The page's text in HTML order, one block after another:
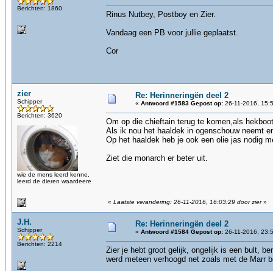
Berichten: 1860
Rinus Nutbey, Postboy en Zier.
Vandaag een PB voor jullie geplaatst.
Cor
zier
Schipper
Berichten: 3620
wie de mens leerd kenne,
leerd de dieren waardeere
Re: Herinneringën deel 2
« Antwoord #1583 Gepost op: 26-11-2016,
Om op die chieftain terug te komen,als
Als ik nou het haaldek in ogenschouw neemt
Op het haaldek heb je ook een olie jas nodig
Ziet die monarch er beter uit.
« Laatste verandering: 26-11-2016, 16:03:29 door zier»
J.H.
Schipper
Berichten: 2214
Re: Herinneringën deel 2
« Antwoord #1584 Gepost op: 26-11-2016,
Zier je hebt groot gelijk, ongelijk is een bult,
werd meteen verhoogd net zoals met de Marr